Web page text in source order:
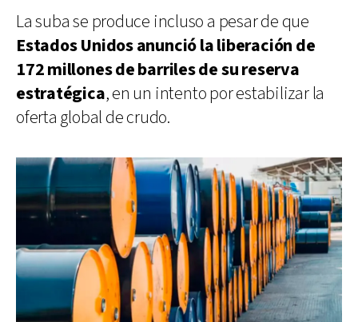
La suba se produce incluso a pesar de que
Estados Unidos anunció la liberación de
172 millones de barriles de su reserva
estratégica, en un intento por estabilizar la
oferta global de crudo.